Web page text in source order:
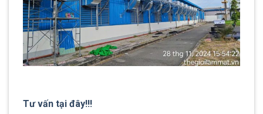
Tư vấn tại đây!!!